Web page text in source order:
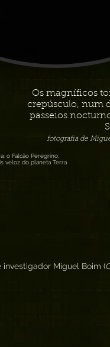
Os magníficos
crepúsculo, num
passeios
fotografia de
o Falcão Peregrino,
veloz do planeta Terra
investigador Miguel Boim (